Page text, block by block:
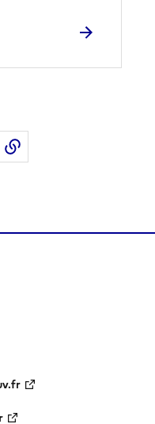
LinkedInpar email